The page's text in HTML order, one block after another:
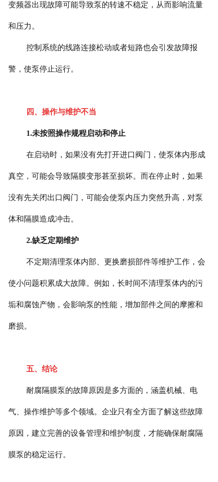
变频器出现故障可能导致泵的转速不稳定，从而影响流量
和压力。
控制系统的线路连接松动或者短路也会引发故障报
警，使泵停止运行。
四、操作与维护不当
1.未按照操作规程启动和停止
在启动时，如果没有先打开进口阀门，使泵体内形成
真空，可能会导致隔膜变形甚至损坏。而在停止时，如果
没有先关闭出口阀门，可能会使泵内压力突然升高，对泵
体和隔膜造成冲击。
2.缺乏定期维护
不定期清理泵体内部、更换磨损部件等维护工作，会
使小问题积累成大故障。例如，长时间不清理泵体内的污
垢和腐蚀产物，会影响泵的性能，增加部件之间的摩擦和
磨损。
五、结论
耐腐隔膜泵的故障原因是多方面的，涵盖机械、电
气、操作维护等多个领域。企业只有全方面了解这些故障
原因，建立完善的设备管理和维护制度，才能确保耐腐隔
膜泵的稳定运行。